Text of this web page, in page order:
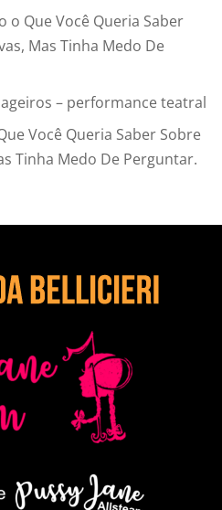
o Que Você Queria Saber
Mas Tinha Medo De
– performance teatral
Você Queria Saber Sobre
Tinha Medo De Perguntar.